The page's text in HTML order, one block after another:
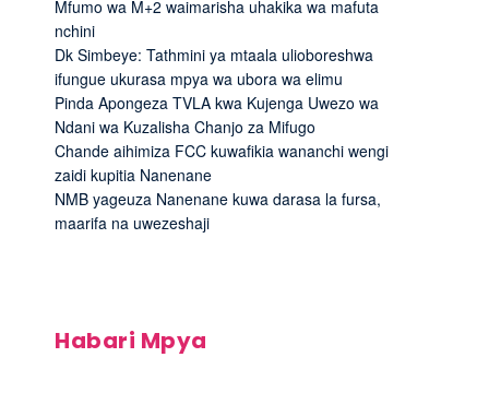
Mfumo wa M+2 waimarisha uhakika wa mafuta
nchini
Dk Simbeye: Tathmini ya mtaala ulioboreshwa
ifungue ukurasa mpya wa ubora wa elimu
Pinda Apongeza TVLA kwa Kujenga Uwezo wa
Ndani wa Kuzalisha Chanjo za Mifugo
Chande aihimiza FCC kuwafikia wananchi wengi
zaidi kupitia Nanenane
NMB yageuza Nanenane kuwa darasa la fursa,
maarifa na uwezeshaji
Habari Mpya